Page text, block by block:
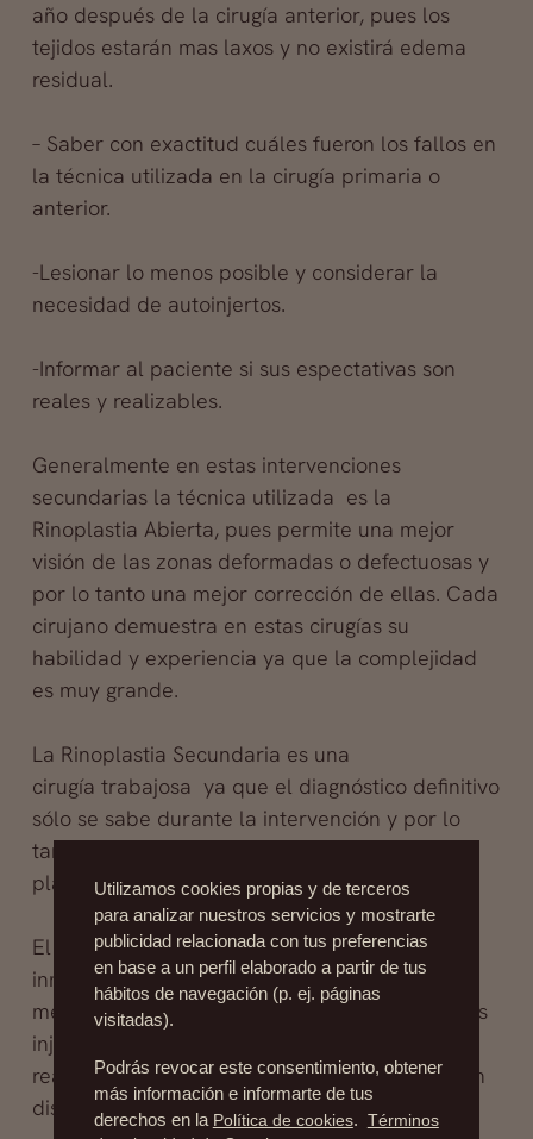
año después de la cirugía anterior, pues los
tejidos estarán mas laxos y no existirá edema
residual.
– Saber con exactitud cuáles fueron los fallos en
la técnica utilizada en la cirugía primaria o
anterior.
-Lesionar lo menos posible y considerar la
necesidad de autoinjertos.
-Informar al paciente si sus espectativas son
reales y realizables.
Generalmente en estas intervenciones
secundarias la técnica utilizada es la
Rinoplastia Abierta, pues permite una mejor
visión de las zonas deformadas o defectuosas y
por lo tanto una mejor corrección de ellas. Cada
cirujano demuestra en estas cirugías su
habilidad y experiencia ya que la complejidad
es muy grande.
La Rinoplastia Secundaria es una
cirugía trabajosa ya que el diagnóstico definitivo
sólo se sabe durante la intervención y por lo
tanto en algunas ocasiones hay que variar la
planificación previa.
El posoperatorio es muy importante , la
inmovilización es fundamental así como la
medicación con antibióticos para proteger a los
injertos de una posible infección y por ende
reabsorción. El edema demora un poco más en
disiparse en cirugías secundarias.
Utilizamos cookies propias y de terceros
para analizar nuestros servicios y mostrarte
publicidad relacionada con tus preferencias
en base a un perfil elaborado a partir de tus
hábitos de navegación (p. ej. páginas
visitadas).
Podrás revocar este consentimiento, obtener
más información e informarte de tus
derechos en la Política de cookies. Términos